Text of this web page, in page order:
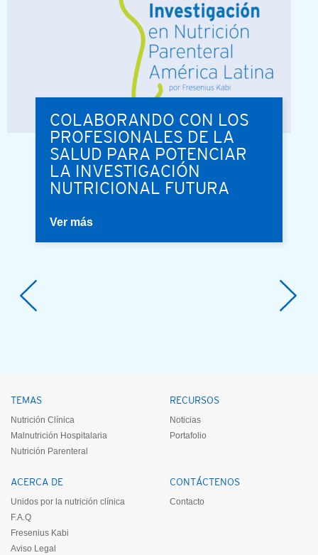
COLABORANDO CON LOS
PROFESIONALES DE LA
SALUD PARA POTENCIAR
LA INVESTIGACIÓN
NUTRICIONAL FUTURA
Ver más
TEMAS
Nutrición Clínica
Malnutrición Hospitalaria
Nutrición Parenteral
RECURSOS
Noticias
Portafolio
ACERCA DE
Unidos por la nutrición clínica
F.A.Q
Fresenius Kabi
Aviso Legal
CONTÁCTENOS
Contacto